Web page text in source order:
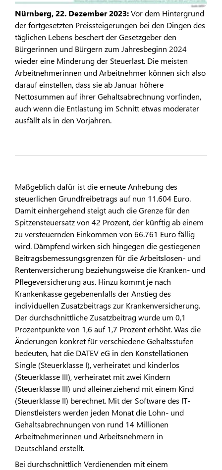
Nürnberg, 22. Dezember 2023:Vor dem Hintergrund
der fortgesetzten Preissteigerungen bei den Dingen des
täglichen Lebens beschert der Gesetzgeber den
Bürgerinnen und Bürgern zum Jahresbeginn 2024
wieder eine Minderung der Steuerlast. Die meisten
Arbeitnehmerinnen und Arbeitnehmer können sich also
darauf einstellen, dass sie ab Januar höhere
Nettosummen auf ihrer Gehaltsabrechnung vorfinden,
auch wenn die Entlastung im Schnitt etwas moderater
ausfällt als in den Vorjahren.
Maßgeblich dafür ist die erneute Anhebung des
steuerlichen Grundfreibetrags auf nun 11.604 Euro.
Damit einhergehend steigt auch die Grenze für den
Spitzensteuersatz von 42 Prozent, der künftig ab einem
zu versteuernden Einkommen von 66.761 Euro fällig
wird. Dämpfend wirken sich hingegen die gestiegenen
Beitragsbemessungsgrenzen für die Arbeitslosen- und
Rentenversicherung beziehungsweise die Kranken- und
Pflegeversicherung aus. Hinzu kommt je nach
Krankenkasse gegebenenfalls der Anstieg des
individuellen Zusatzbeitrags zur Krankenversicherung.
Der durchschnittliche Zusatzbeitrag wurde um 0,1
Prozentpunkte von 1,6 auf 1,7 Prozent erhöht. Was die
Änderungen konkret für verschiedene Gehaltsstufen
bedeuten, hat die DATEV eG in den Konstellationen
Single (Steuerklasse I), verheiratet und kinderlos
(Steuerklasse III), verheiratet mit zwei Kindern
(Steuerklasse III) und alleinerziehend mit einem Kind
(Steuerklasse II) berechnet. Mit der Software des IT-
Dienstleisters werden jeden Monat die Lohn- und
Gehaltsabrechnungen von rund 14 Millionen
Arbeitnehmerinnen und Arbeitsnehmern in
Deutschland erstellt.
Bei durchschnittlich Verdienenden mit einem